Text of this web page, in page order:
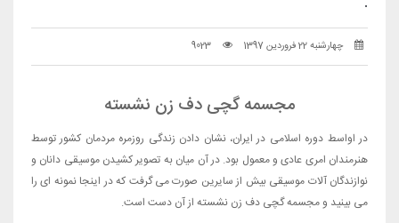
چهارشنبه 22 فروردین 1397 9023
مجسمه گچی دف زن نشسته
در اواسط دوره اسلامی در ایران، نشان دادن زندگی روزمره مردمان کشور توسط
هنرمندان امری عادی و معمول بود. در آن میان به تصویر کشیدن موسیقی دانان و
نوازندگان آلات موسیقی بیش از سایرین صورت می گرفت که در اینجا نمونه ای را
می بینید و مجسمه گچی دف زن نشسته از آن دست است.